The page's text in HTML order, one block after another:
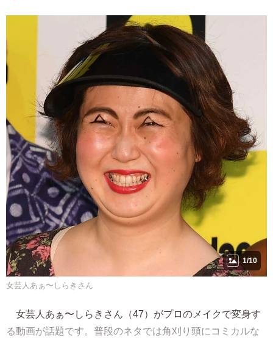
1/10
女芸人あぁ〜しらきさん
女芸人あぁ〜しらきさん（47）がプロのメイクで変身す
る動画が話題です。普段のネタでは角刈り頭にコミカルな